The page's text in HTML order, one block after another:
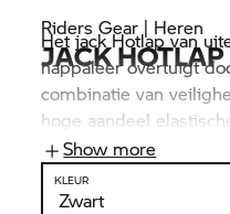
Riders Gear | Heren
JACK HOTLAP
Het jack Hotlap van
nappaleer overtuigt
combinatie van
hoge aandeel
inserts op de
jack ondanks de
bewegingsvrijheid in
Show more
KLEUR